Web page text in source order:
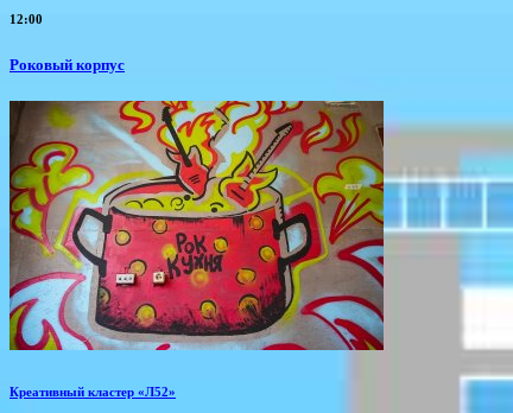
12:00
Роковый корпус
Креативный кластер «Л52»